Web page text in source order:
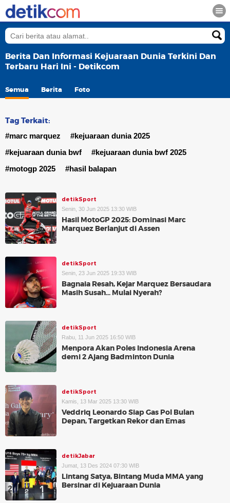
Berita Dan Informasi Kejuaraan Dunia Terkini Dan
Terbaru Hari Ini - Detikcom
Semua Berita Foto
Tag Terkait:
#marc marquez
#kejuaraan dunia 2025
#kejuaraan dunia bwf
#kejuaraan dunia bwf 2025
#motogp 2025
#hasil balapan
detikSport
Senin, 30 Jun 2025 13:30 WIB
Hasil MotoGP 2025: Dominasi Marc
Marquez Berlanjut di Assen
detikSport
Senin, 23 Jun 2025 19:33 WIB
Bagnaia Resah, Kejar Marquez Bersaudara
Masih Susah... Mulai Nyerah?
detikSport
Rabu, 11 Jun 2025 16:50 WIB
Menpora Akan Poles Indonesia Arena
demi 2 Ajang Badminton Dunia
detikSport
Kamis, 13 Mar 2025 13:30 WIB
Veddriq Leonardo Siap Gas Pol Bulan
Depan, Targetkan Rekor dan Emas
detikJabar
Jumat, 13 Des 2024 07:30 WIB
Lintang Satya, Bintang Muda MMA yang
Bersinar di Kejuaraan Dunia